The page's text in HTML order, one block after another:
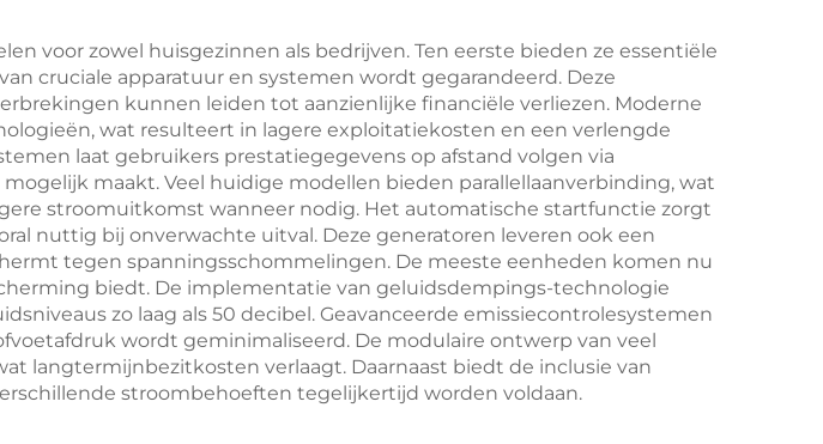
rendement voor
stroomopwekking
dieselgeneratorset
voor zowel huisgezinnen als bedrijven. Ten eerste bieden ze essentiële
cruciale apparatuur en systemen wordt gegarandeerd. Deze
kunnen leiden tot aanzienlijke financiële verliezen. Moderne
wat resulteert in lagere exploitatiekosten en een verlengde
laat gebruikers prestatiegegevens op afstand volgen via
maakt. Veel huidige modellen bieden parallellaanverbinding, wat
stroomuitkomst wanneer nodig. Het automatische startfunctie zorgt
nuttig bij onverwachte uitval. Deze generatoren leveren ook een
tegen spanningsschommelingen. De meeste eenheden komen nu
biedt. De implementatie van geluidsdempings-technologie
zo laag als 50 decibel. Geavanceerde emissiecontrolesystemen
wordt geminimaliseerd. De modulaire ontwerp van veel
langtermijnbezitkosten verlaagt. Daarnaast biedt de inclusie van
stroombehoeften tegelijkertijd worden voldaan.